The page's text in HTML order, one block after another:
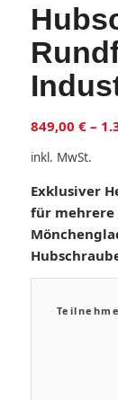
849,00 €–
inkl. MwSt.
Exklusiver
für mehrere